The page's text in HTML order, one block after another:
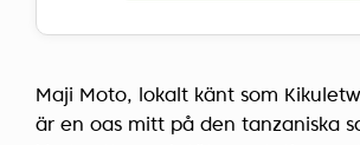
Maji Moto, lokalt känt som
är en oas mitt på den tanzaniska